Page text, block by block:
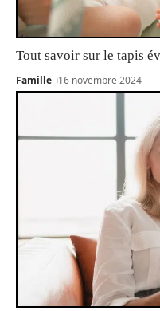
Tout savoir sur le tapis
Famille 16 novembre 2024